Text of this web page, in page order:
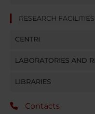
RESEARCH FACILITIES
CENTRI
LABORATORIES AND
LIBRARIES
Contacts